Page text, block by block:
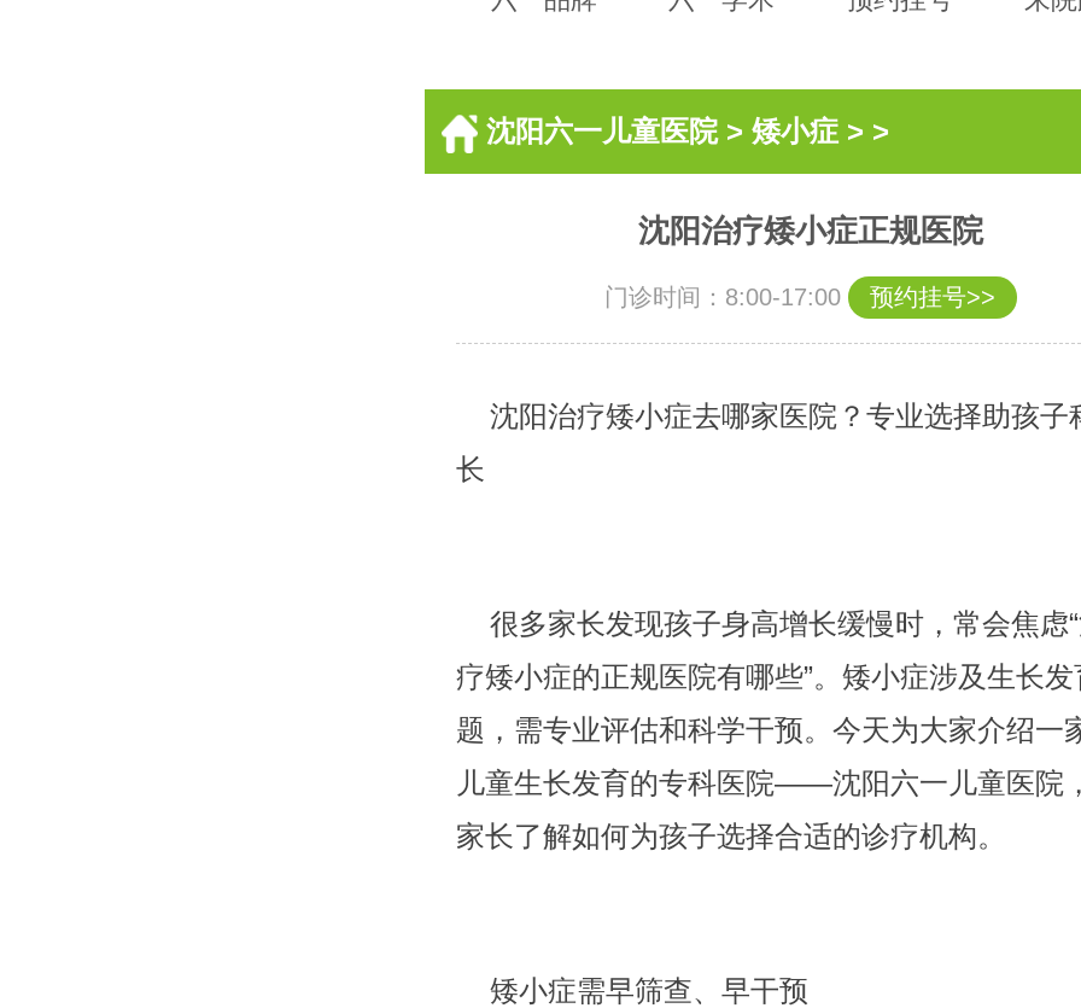
沈阳六一儿童医院> 矮小症 > >
沈阳治疗矮小症正规医院
门诊时间：8:00-17:00 预约挂号>>
沈阳治疗矮小症去哪家医院？专业选择助孩子
长
很多家长发现孩子身高增长缓慢时，常会焦虑
疗矮小症的正规医院有哪些”。矮小症涉及生长发
题，需专业评估和科学干预。今天为大家介绍一
儿童生长发育的专科医院——沈阳六一儿童医院
家长了解如何为孩子选择合适的诊疗机构。
矮小症需早筛查、早干预